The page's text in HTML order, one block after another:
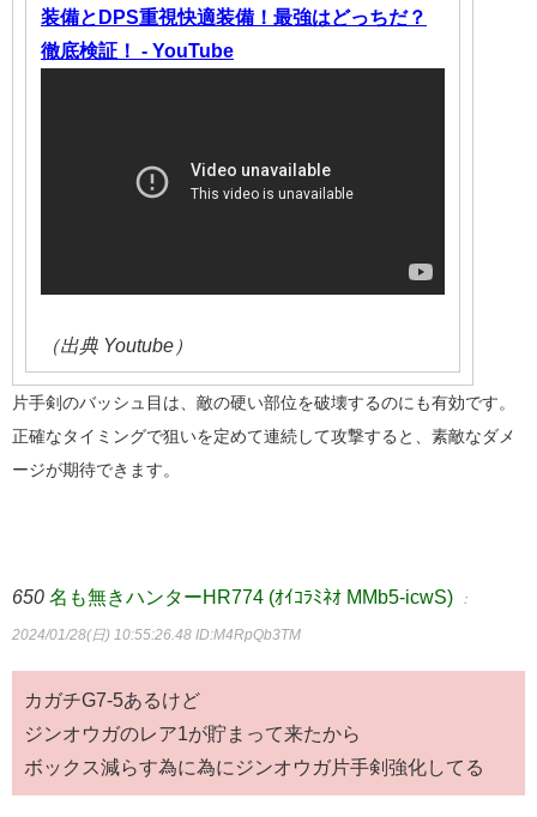
装備とDPS重視快適装備！最強はどっちだ？
徹底検証！ - YouTube
（出典 Youtube）
片手剣のバッシュ目は、敵の硬い部位を破壊するのにも有効です。
正確なタイミングで狙いを定めて連続して攻撃すると、素敵なダメ
ージが期待できます。
650 名も無きハンターHR774 (ｵｲｺﾗﾐﾈｵ MMb5-icwS) ：
2024/01/28(日) 10:55:26.48 ID:M4RpQb3TM
カガチG7-5あるけど
ジンオウガのレア1が貯まって来たから
ボックス減らす為に為にジンオウガ片手剣強化してる